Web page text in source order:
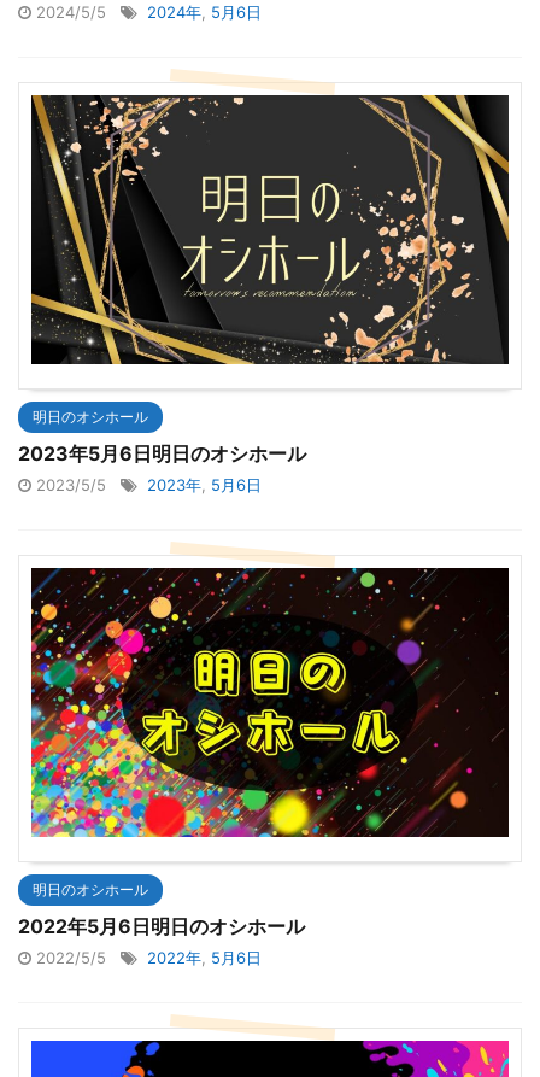
2024/5/5 2024年, 5月6日
明日のオシホール
2023年5月6日明日のオシホール
2023/5/5 2023年 5月6日
明日のオシホール
2022年5月6日明日のオシホール
2022/5/5 2022年 5月6日